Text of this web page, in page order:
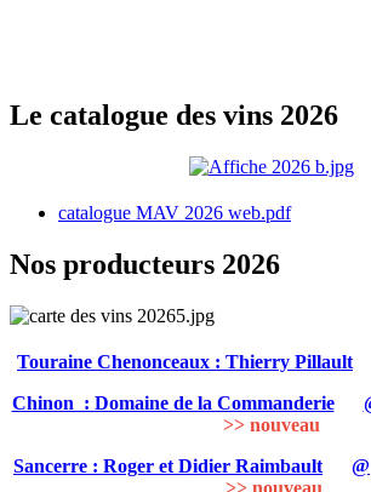
Le catalogue des vins 2026
catalogue MAV 2026 web.pdf
Nos producteurs 2026
Touraine Chenonceaux : Thierry Pillault
Chinon : Domaine de la Commanderie
>> nouveau
Sancerre : Roger et Didier Raimbault
@
>> nouveau